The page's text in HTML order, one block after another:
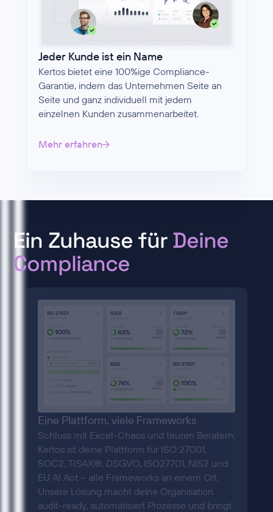
Jeder Kunde ist ein Name
Kertos bietet eine 100%ige Compliance-
Garantie, indem das Unternehmen Seite an
Seite und ganz individuell mit jedem
einzelnen Kunden zusammenarbeitet.
Mehr erfahren
Ein Zuhause für Deine
Compliance
Eine Plattform, viele Frameworks
Schluss mit Excel-Chaos und teuren Beratern:
Kertos ist deine Plattform für ISO 27001,
SOC2, TISAX®, DSGVO, ISO27701, NIS2 und
EU AI Act – alle Frameworks an einem Ort.
Unsere Lösung macht deine Organisation
audit-ready, automatisiert Prozesse und bringt